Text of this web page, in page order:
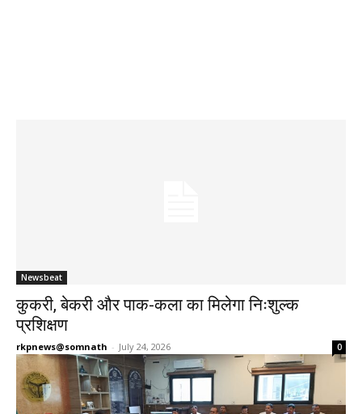
Newsbeat
कुकरी, बेकरी और पाक-कला का मिलेगा निःशुल्क
प्रशिक्षण
rkpnews@somnath - July 24, 2026 0